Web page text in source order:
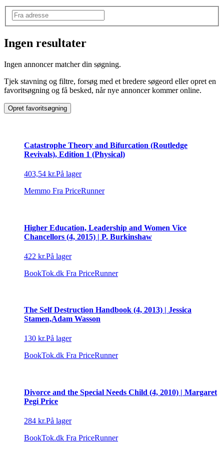
Krimi
Ingen resultater
Ingen annoncer matcher din søgning.
Tjek stavning og filtre, forsøg med et bredere søgeord eller opret en
favoritsøgning og få besked, når nye annoncer kommer online.
Opret favoritsøgning
Catastrophe Theory and Bifurcation (Routledge
Revivals), Edition 1 (Physical)
403,54 kr.På lager
Memmo Fra PriceRunner
Higher Education, Leadership and Women Vice
Chancellors (4, 2015) | P. Burkinshaw
422 kr.På lager
BookTok.dk Fra PriceRunner
The Self Destruction Handbook (4, 2013) | Jessica
Stamen,Adam Wasson
130 kr.På lager
BookTok.dk Fra PriceRunner
Divorce and the Special Needs Child (4, 2010) | Margaret
Pegi Price
284 kr.På lager
BookTok.dk Fra PriceRunner